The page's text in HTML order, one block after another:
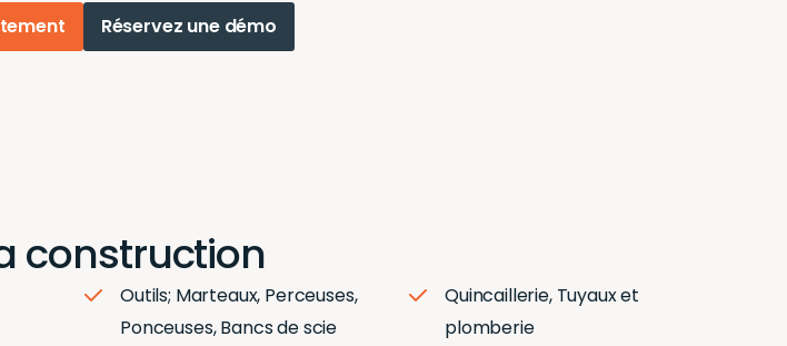
Réservez une démo
construction
Outils; Marteaux, Perceuses,
Ponceuses, Bancs de scie
Quincaillerie, Tuyaux et
plomberie